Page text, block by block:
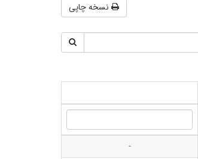
نسخه چاپی
-